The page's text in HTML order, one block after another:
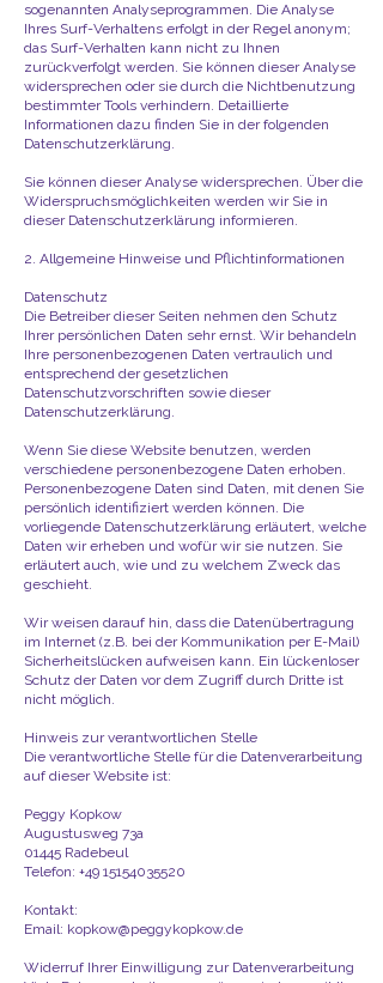
sogenannten Analyseprogrammen. Die Analyse
Ihres Surf-Verhaltens erfolgt in der Regel anonym;
das Surf-Verhalten kann nicht zu Ihnen
zurückverfolgt werden. Sie können dieser Analyse
widersprechen oder sie durch die Nichtbenutzung
bestimmter Tools verhindern. Detaillierte
Informationen dazu finden Sie in der folgenden
Datenschutzerklärung.
Sie können dieser Analyse widersprechen. Über die
Widerspruchsmöglichkeiten werden wir Sie in
dieser Datenschutzerklärung informieren.
2. Allgemeine Hinweise und Pflichtinformationen
Datenschutz
Die Betreiber dieser Seiten nehmen den Schutz
Ihrer persönlichen Daten sehr ernst. Wir behandeln
Ihre personenbezogenen Daten vertraulich und
entsprechend der gesetzlichen
Datenschutzvorschriften sowie dieser
Datenschutzerklärung.
Wenn Sie diese Website benutzen, werden
verschiedene personenbezogene Daten erhoben.
Personenbezogene Daten sind Daten, mit denen Sie
persönlich identifiziert werden können. Die
vorliegende Datenschutzerklärung erläutert, welche
Daten wir erheben und wofür wir sie nutzen. Sie
erläutert auch, wie und zu welchem Zweck das
geschieht.
Wir weisen darauf hin, dass die Datenübertragung
im Internet (z.B. bei der Kommunikation per E-Mail)
Sicherheitslücken aufweisen kann. Ein lückenloser
Schutz der Daten vor dem Zugriff durch Dritte ist
nicht möglich.
Hinweis zur verantwortlichen Stelle
Die verantwortliche Stelle für die Datenverarbeitung
auf dieser Website ist:
Peggy Kopkow
Augustusweg 73a
01445 Radebeul
Telefon: +49 15154035520
Kontakt:
Email: kopkow@peggykopkow.de
Widerruf Ihrer Einwilligung zur Datenverarbeitung